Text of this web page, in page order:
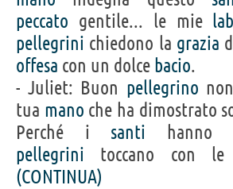
peccato gentile... le mie
pellegrini chiedono la grazia
offesa con un dolce bacio.
- Juliet: Buon pellegrino non
tua mano che ha dimostrato
Perché i santi hanno
pellegrini toccano con le
(CONTINUA)